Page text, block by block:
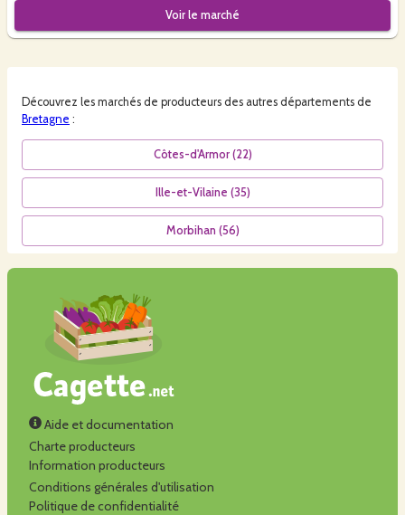
Voir le marché
Découvrez les marchés de producteurs des autres départements de
Bretagne :
Côtes-d'Armor(22)
Ille-et-Vilaine (35)
Morbihan (56)
Aide et documentation
Charte producteurs
Information producteurs
Conditions générales d'utilisation
Politique de confidentialité